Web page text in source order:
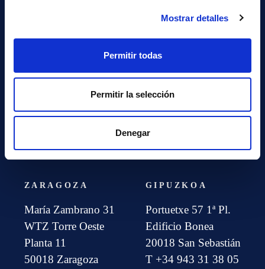
Mostrar detalles
Permitir todas
Permitir la selección
Denegar
NAVARRA
31192 Mutilva Navarra
T +34 948 29 02 02
info@cyc.es
MADRID
Pl.
28002 Madrid
T +34 902 10 22 95
info@cyc.es
ZARAGOZA
María Zambrano 31
WTZ Torre Oeste
Planta 11
50018 Zaragoza
GIPUZKOA
Portuetxe 57 1ª Pl.
Edificio Bonea
20018 San Sebastián
T +34 943 31 38 05